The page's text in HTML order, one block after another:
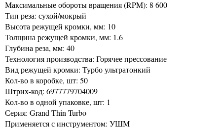
Максимальные обороты вращения (RPM): 8 600
Тип реза: сухой/мокрый
Высота режущей кромки, мм: 10
Толщина режущей кромки, мм: 1.6
Глубина реза, мм: 40
Технология производства: Горячее прессование
Вид режущей кромки: Турбо ультратонкий
Кол-во в коробке, шт: 50
Штрих-код: 6977779704009
Кол-во в одной упаковке, шт: 1
Серия: Grand Thin Turbo
Применяется с инструментом: УШМ